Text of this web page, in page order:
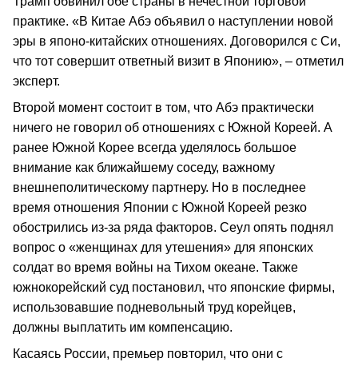
практике. «В Китае Абэ объявил о наступлении новой
эры в японо-китайских отношениях. Договорился с Си,
что тот совершит ответный визит в Японию», – отметил
эксперт.
Второй момент состоит в том, что Абэ практически
ничего не говорил об отношениях с Южной Кореей. А
ранее Южной Корее всегда уделялось большое
внимание как ближайшему соседу, важному
внешнеполитическому партнеру. Но в последнее
время отношения Японии с Южной Кореей резко
обострились из-за ряда факторов. Сеул опять поднял
вопрос о «женщинах для утешения» для японских
солдат во время войны на Тихом океане. Также
южнокорейский суд постановил, что японские фирмы,
использовавшие подневольный труд корейцев,
должны выплатить им компенсацию.
Касаясь России, премьер повторил, что они с